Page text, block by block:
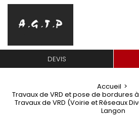
DEVIS
Accueil
Travaux de VRD et pose de bordures
Travaux de VRD (Voirie et Réseaux
Langon